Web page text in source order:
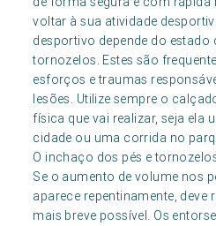
voltar à sua atividade
desportivo depende do estado
tornozelos. Estes são
esforços e traumas
lesões. Utilize sempre o
física que vai realizar, seja ela
cidade ou uma corrida no
O inchaço dos pés e
Se o aumento de volume nos
aparece repentinamente, deve
mais breve possível. Os